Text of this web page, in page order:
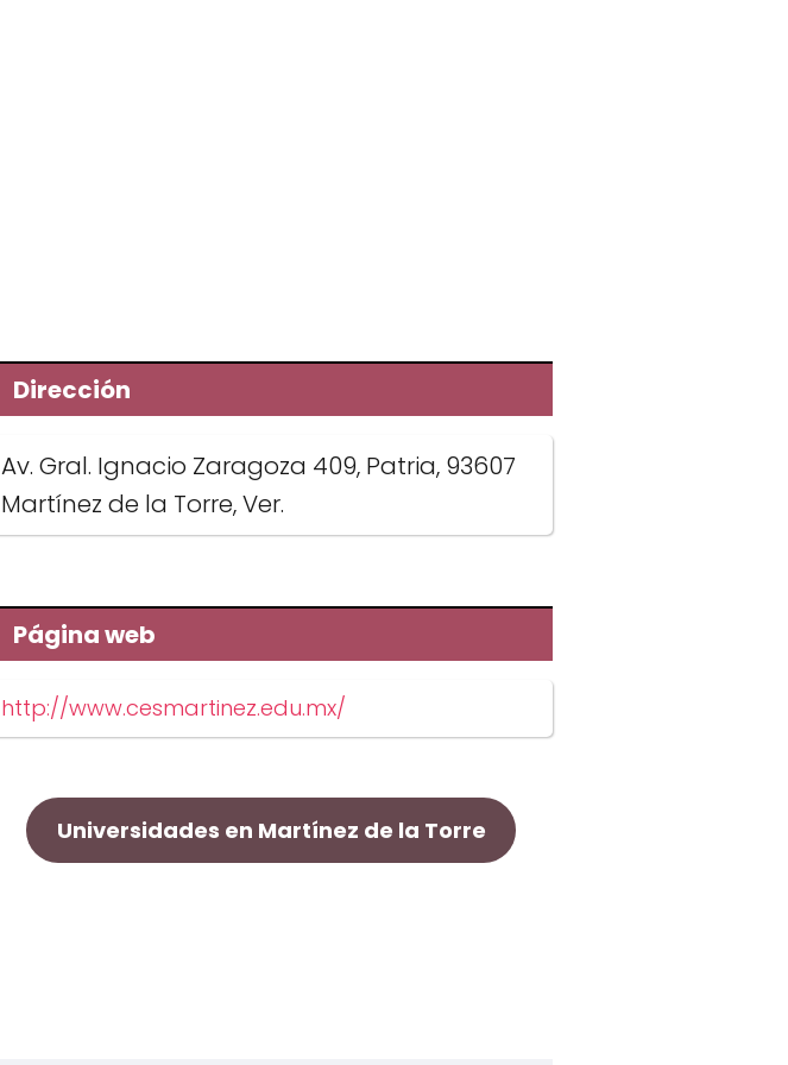
Dirección
Av. Gral. Ignacio Zaragoza 409, Patria, 93607
Martínez de la Torre, Ver.
Página web
http://www.cesmartinez.edu.mx/
Universidades en Martínez de la Torre